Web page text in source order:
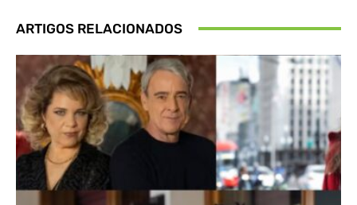
ARTIGOS RELACIONADOS